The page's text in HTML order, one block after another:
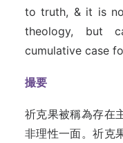
to truth, & it is
theology, but
cumulative case
撮要
祈克果被稱為存在
非理性一面。祈克